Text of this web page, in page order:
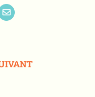
Email